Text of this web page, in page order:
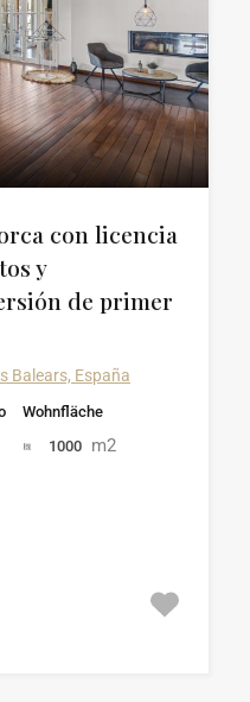
con licencia
y
de primer
Balears, España
Wohnfläche
1000 m2